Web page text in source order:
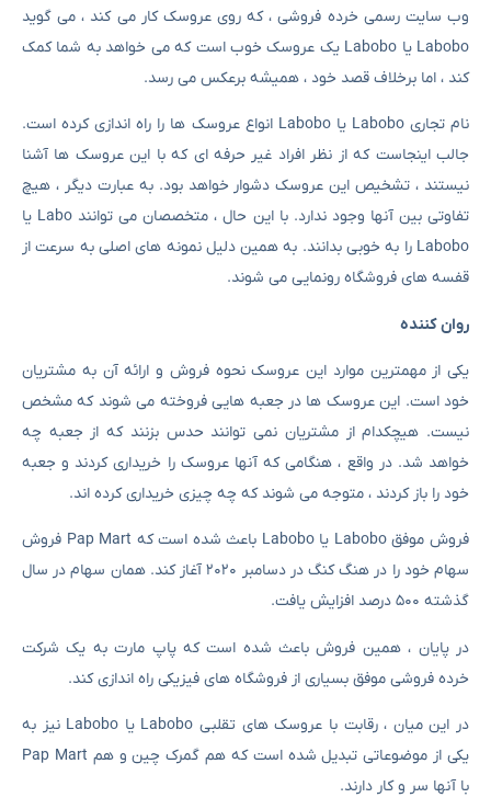
وب سایت رسمی خرده فروشی ، که روی عروسک کار می کند ، می گوید
Labobo یا Labobo یک عروسک خوب است که می خواهد به شما کمک
کند ، اما برخلاف قصد خود ، همیشه برعکس می رسد.
نام تجاری Labobo یا Labobo انواع عروسک ها را راه اندازی کرده است.
جالب اینجاست که از نظر افراد غیر حرفه ای که با این عروسک ها آشنا
نیستند ، تشخیص این عروسک دشوار خواهد بود. به عبارت دیگر ، هیچ
تفاوتی بین آنها وجود ندارد. با این حال ، متخصصان می توانند Labo یا
Labobo را به خوبی بدانند. به همین دلیل نمونه های اصلی به سرعت از
قفسه های فروشگاه رونمایی می شوند.
روان کننده
یکی از مهمترین موارد این عروسک نحوه فروش و ارائه آن به مشتریان
خود است. این عروسک ها در جعبه هایی فروخته می شوند که مشخص
نیست. هیچکدام از مشتریان نمی توانند حدس بزنند که از جعبه چه
خواهد شد. در واقع ، هنگامی که آنها عروسک را خریداری کردند و جعبه
خود را باز کردند ، متوجه می شوند که چه چیزی خریداری کرده اند.
فروش موفق Labobo یا Labobo باعث شده است که Pap Mart فروش
سهام خود را در هنگ کنگ در دسامبر ۲۰۲۰ آغاز کند. همان سهام در سال
گذشته ۵۰۰ درصد افزایش یافت.
در پایان ، همین فروش باعث شده است که پاپ مارت به یک شرکت
خرده فروشی موفق بسیاری از فروشگاه های فیزیکی راه اندازی کند.
در این میان ، رقابت با عروسک های تقلبی Labobo یا Labobo نیز به
یکی از موضوعاتی تبدیل شده است که هم گمرک چین و هم Pap Mart
با آنها سر و کار دارند.